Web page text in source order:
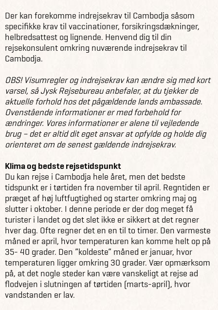
Der kan forekomme indrejsekrav til Cambodja såsom
specifikke krav til vaccinationer, forsikringsdækninger,
helbredsattest og lignende. Henvend dig til din
rejsekonsulent omkring nuværende indrejsekrav til
Cambodja.
OBS! Visumregler og indrejsekrav kan ændre sig med kort
varsel, så Jysk Rejsebureau anbefaler, at du tjekker de
aktuelle forhold hos det pågældende lands ambassade.
Ovenstående informationer er med forbehold for
ændringer. Vores informationer er alene til vejledende
brug – det er altid dit eget ansvar at opfylde og holde dig
orienteret om de senest gældende indrejsekrav.
Klima og bedste rejsetidspunkt
Du kan rejse i Cambodja hele året, men det bedste
tidspunkt er i tørtiden fra november til april. Regntiden er
præget af høj luftfugtighed og starter omkring maj og
slutter i oktober. I denne periode er der dog meget få
turister i landet og det slet ikke er sikkert at det regner
hver dag. Ofte regner det en en til to timer. Den varmeste
måned er april, hvor temperaturen kan komme helt op på
35- 40 grader. Den ”koldeste” måned er januar, hvor
temperaturen ligger omkring 30 grader. Vær opmærksom
på, at det nogle steder kan være vanskeligt at rejse ad
flodvejen i slutningen af tørtiden (marts-april), hvor
vandstanden er lav.